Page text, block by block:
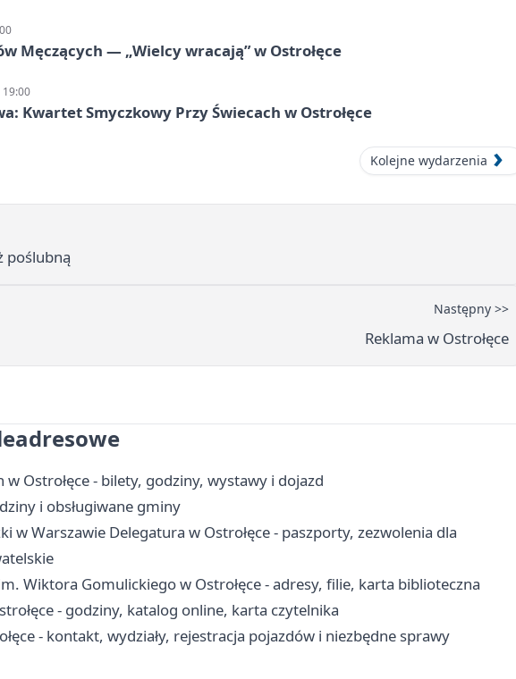
Męczących — „Wielcy wracają” w Ostrołęce
Kwartet Smyczkowy Przy Świecach w Ostrołęce
Kolejne wydarzenia
poślubną
Następny >>
Reklama w Ostrołęce
Ostrołęce - bilety, godziny, wystawy i dojazd
i obsługiwane gminy
w Warszawie Delegatura w Ostrołęce - paszporty, zezwolenia dla
Wiktora Gomulickiego w Ostrołęce - adresy, filie, karta biblioteczna
- godziny, katalog online, karta czytelnika
- kontakt, wydziały, rejestracja pojazdów i niezbędne sprawy